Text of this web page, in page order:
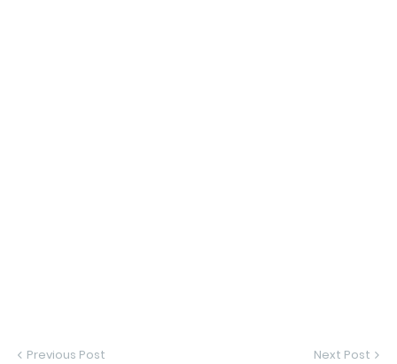
Previous Post Next Post